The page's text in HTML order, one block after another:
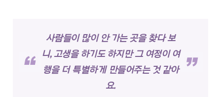
사람들이 많이 안 가는 곳을 찾다 보
니, 고생을 하기도 하지만그 여정이 여
행을 더 특별하게 만들어주는 것 같아
요.